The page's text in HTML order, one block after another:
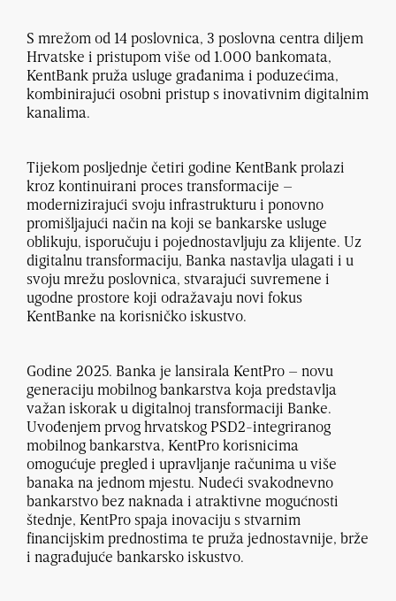
S mrežom od 14 poslovnica, 3 poslovna centra diljem
Hrvatske i pristupom više od 1.000 bankomata,
KentBank pruža usluge građanima i poduzećima,
kombinirajući osobni pristup s inovativnim digitalnim
kanalima.
Tijekom posljednje četiri godine KentBank prolazi
kroz kontinuirani proces transformacije –
modernizirajući svoju infrastrukturu i ponovno
promišljajući način na koji se bankarske usluge
oblikuju, isporučuju i pojednostavljuju za klijente. Uz
digitalnu transformaciju, Banka nastavlja ulagati i u
svoju mrežu poslovnica, stvarajući suvremene i
ugodne prostore koji odražavaju novi fokus
KentBanke na korisničko iskustvo.
Godine 2025. Banka je lansirala KentPro – novu
generaciju mobilnog bankarstva koja predstavlja
važan iskorak u digitalnoj transformaciji Banke.
Uvođenjem prvog hrvatskog PSD2-integriranog
mobilnog bankarstva, KentPro korisnicima
omogućuje pregled i upravljanje računima u više
banaka na jednom mjestu. Nudeći svakodnevno
bankarstvo bez naknada i atraktivne mogućnosti
štednje, KentPro spaja inovaciju s stvarnim
financijskim prednostima te pruža jednostavnije, brže
i nagrađujuće bankarsko iskustvo.